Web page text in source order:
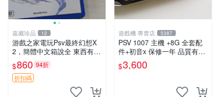
嘉藏珍品 12
游戲之家電玩Psv最終幻想X
2，簡體中文箱說全 東西有現
貨 可以發手物品 無質量問題
售不退不換
$860 94折
折扣碼
遊戲機 專賣店 5387
PSV 1007 主機 +8G 全套配
件+初音x 保修一年 品質有保
障
$3,600